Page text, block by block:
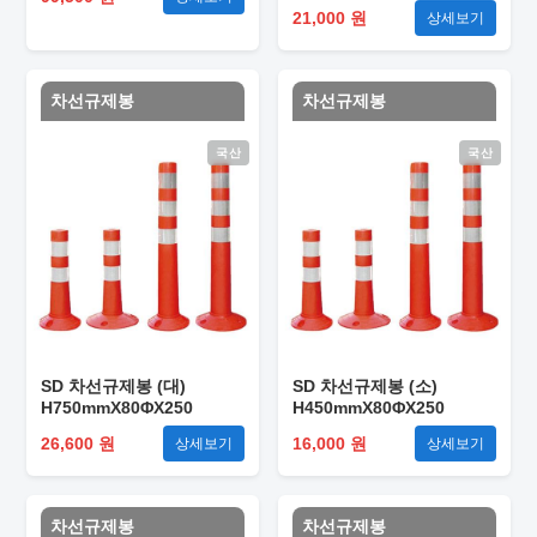
21,000 원
상세보기
차선규제봉
국산
SD 차선규제봉 (대)
H750mmX80ΦX250
26,600 원
상세보기
차선규제봉
국산
SD 차선규제봉 (소)
H450mmX80ΦX250
16,000 원
상세보기
차선규제봉 차선규제봉